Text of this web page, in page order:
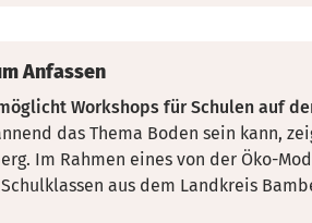
Anfassen
Workshops für Schulen auf
das Thema Boden sein kann,
Im Rahmen eines von der Öko-
aus dem Landkreis